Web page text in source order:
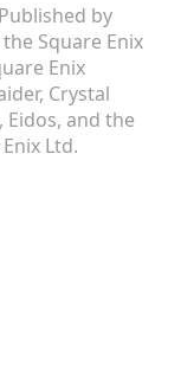
by
Square Enix
Enix
Crystal
Eidos, and the
Ltd.